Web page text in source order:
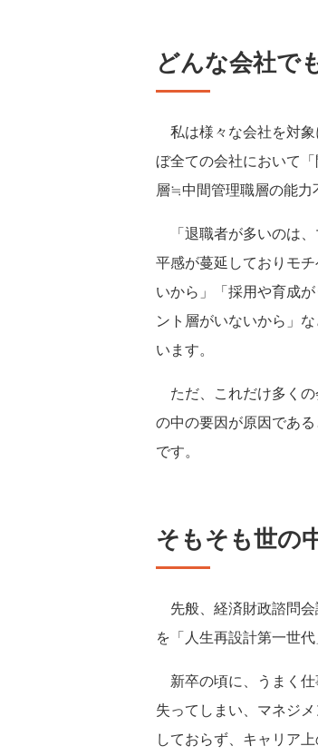
どんな会社で
私は様々な会社を対
ぼ全ての会社において
層≒中間管理職層の能力
「退職者が多いのは
平感が蔓延しておりモ
いから」「採用や育成
ント層がいないから」
います。
ただ、これだけ多く
の中の要因が原因であ
です。
そもそも世の
先般、経済財政諮問会
を「人生再設計第一世
新卒の頃に、うまく
失ってしまい、マネジ
しておらず、キャリア